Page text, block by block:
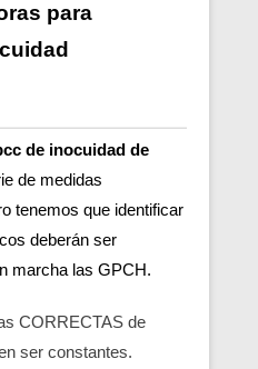
para
de inocuidad de
de medidas
tenemos que identificar
deberán ser
marcha las GPCH.
CORRECTAS de
ser constantes.